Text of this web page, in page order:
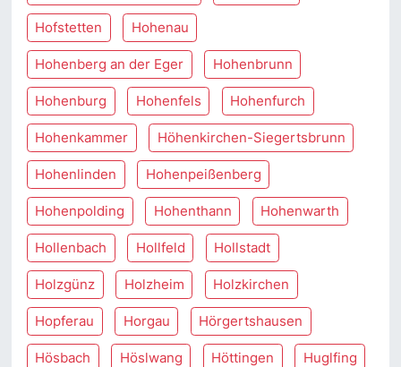
Hofstetten Hohenau
Hohenberg an der Eger Hohenbrunn
Hohenburg Hohenfels Hohenfurch
Hohenkammer Höhenkirchen-Siegertsbrunn
Hohenlinden Hohenpeißenberg
Hohenpolding Hohenthann Hohenwarth
Hollenbach Hollfeld Hollstadt
Holzgünz Holzheim Holzkirchen
Hopferau Horgau Hörgertshausen
Hösbach Höslwang Höttingen Huglfing